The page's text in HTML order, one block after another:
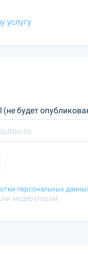
услугу
(не будет
персональных
модератором.